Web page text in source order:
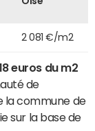
2 081 €/m2
euros du m2
de
la commune de
sur la base de